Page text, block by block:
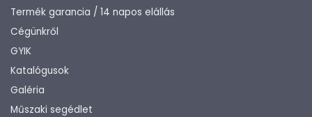
Termék garancia / 14 napos elállás
Cégünkről
GYIK
Katalógusok
Galéria
Műszaki segédlet